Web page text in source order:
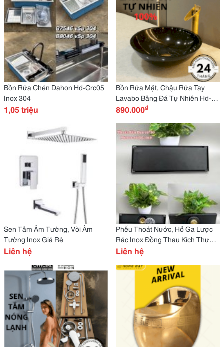
Bồn Rửa Chén Dahon Hd-Crc05
Inox 304
1,05 triệu
Bồn Rửa Mặt, Chậu Rửa Tay
Lavabo Bằng Đá Tự Nhiên Hd-
Lbd02
890.000₫
Sen Tắm Âm Tường, Vòi Âm
Tường Inox Giá Rẻ
Liên hệ
Phễu Thoát Nước, Hố Ga Lược
Rác Inox Đồng Thau Kích Thước
Giá Rẻ
Liên hệ